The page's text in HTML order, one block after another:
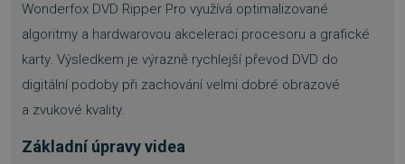
Wonderfox DVD Ripper Pro využívá optimalizované
algoritmy a hardwarovou akceleraci procesoru a grafické
karty. Výsledkem je výrazně rychlejší převod DVD do
digitální podoby při zachování velmi dobré obrazové
a zvukové kvality.
Základní úpravy videa
SOUBORY CÍLENÍ
FUNKČNÍ SOUBORY